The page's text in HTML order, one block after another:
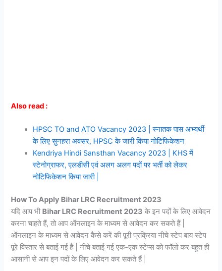
Also read :
HPSC TO and ATO Vacancy 2023 | स्नातक पास अभ्यर्थी
के लिए सुनहरा अवसर, HPSC के जारी किया नोटिफिकेशन
Kendriya Hindi Sansthan Vacancy 2023 | KHS में
स्टेनोग्राफर, एलडीसी एवं अलग अलग पदों पर भर्ती को लेकर
नोटिफिकेशन किया जारी |
How To Apply Bihar LRC Recruitment 2023
यदि आप भी Bihar LRC Recruitment 2023 के इन पदों के लिए आवेदन
करना चाहते हैं, तो आप ऑनलाइन के माध्यम से आवेदन कर सकते हैं |
ऑनलाइन के माध्यम से आवेदन कैसे करें की पूरी प्रक्रिया नीचे स्टेप बाय स्टेप
पूरे विस्तार से बताई गई है | नीचे बताई गई एक-एक स्टेप्स को फॉलो कर बहुत ही
आसानी से आप इन पदों के लिए आवेदन कर सकते हैं |